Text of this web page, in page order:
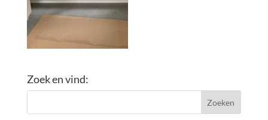
Zoek en vind: